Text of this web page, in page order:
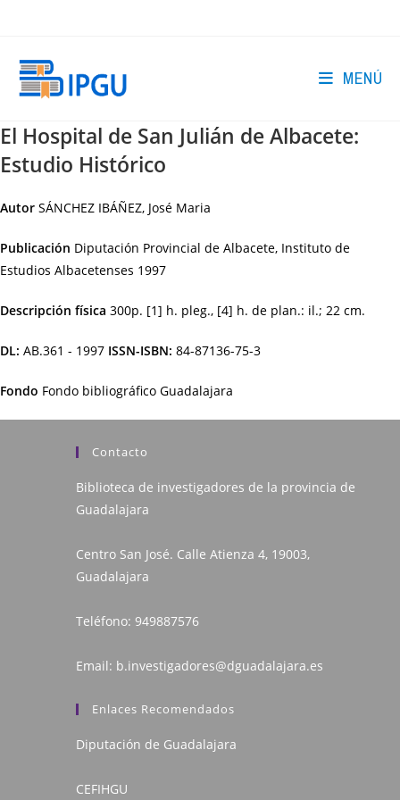
MENÚ
El Hospital de San Julián de Albacete:
Estudio Histórico
Autor SÁNCHEZ IBÁÑEZ, José Maria
Publicación Diputación Provincial de Albacete, Instituto de
Estudios Albacetenses 1997
Descripción física 300p. [1] h. pleg., [4] h. de plan.: il.; 22 cm.
DL: AB.361 - 1997 ISSN-ISBN: 84-87136-75-3
Fondo Fondo bibliográfico Guadalajara
Contacto
Biblioteca de investigadores de la provincia de
Guadalajara
Centro San José. Calle Atienza 4, 19003,
Guadalajara
Teléfono: 949887576
Email: b.investigadores@dguadalajara.es
Enlaces Recomendados
Diputación de Guadalajara
CEFIHGU